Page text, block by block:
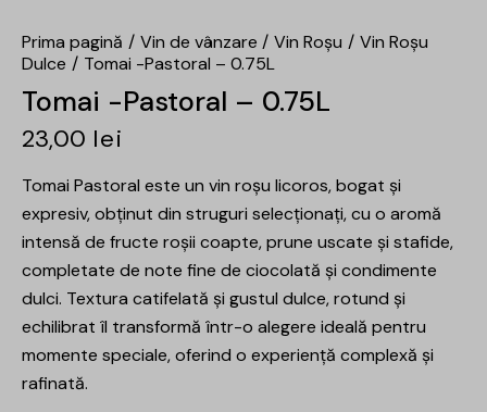
Prima pagină Vin de vânzare Vin Roșu
Vin Roșu
Dulce
Tomai -Pastoral – 0.75L
Tomai -Pastoral – 0.75L
23,00 lei
Tomai Pastoral este un vin roșu licoros, bogat și
expresiv, obținut din struguri selecționați, cu o aromă
intensă de fructe roșii coapte, prune uscate și stafide,
completate de note fine de ciocolată și condimente
dulci. Textura catifelată și gustul dulce, rotund și
echilibrat îl transformă într-o alegere ideală pentru
momente speciale, oferind o experiență complexă și
rafinată.